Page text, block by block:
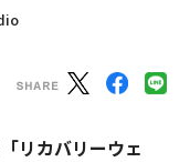
リカバリーウェ